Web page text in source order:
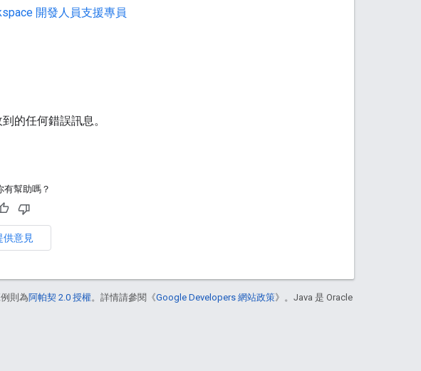
開發人員支援專員
的任何錯誤訊息。
有幫助嗎？
供意見
則為阿帕契 2.0 授權。詳情請參閱《Google Developers 網站政策》。Java 是 Oracle